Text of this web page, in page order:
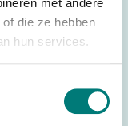
die ze hebben
hun services.
product? Then fill